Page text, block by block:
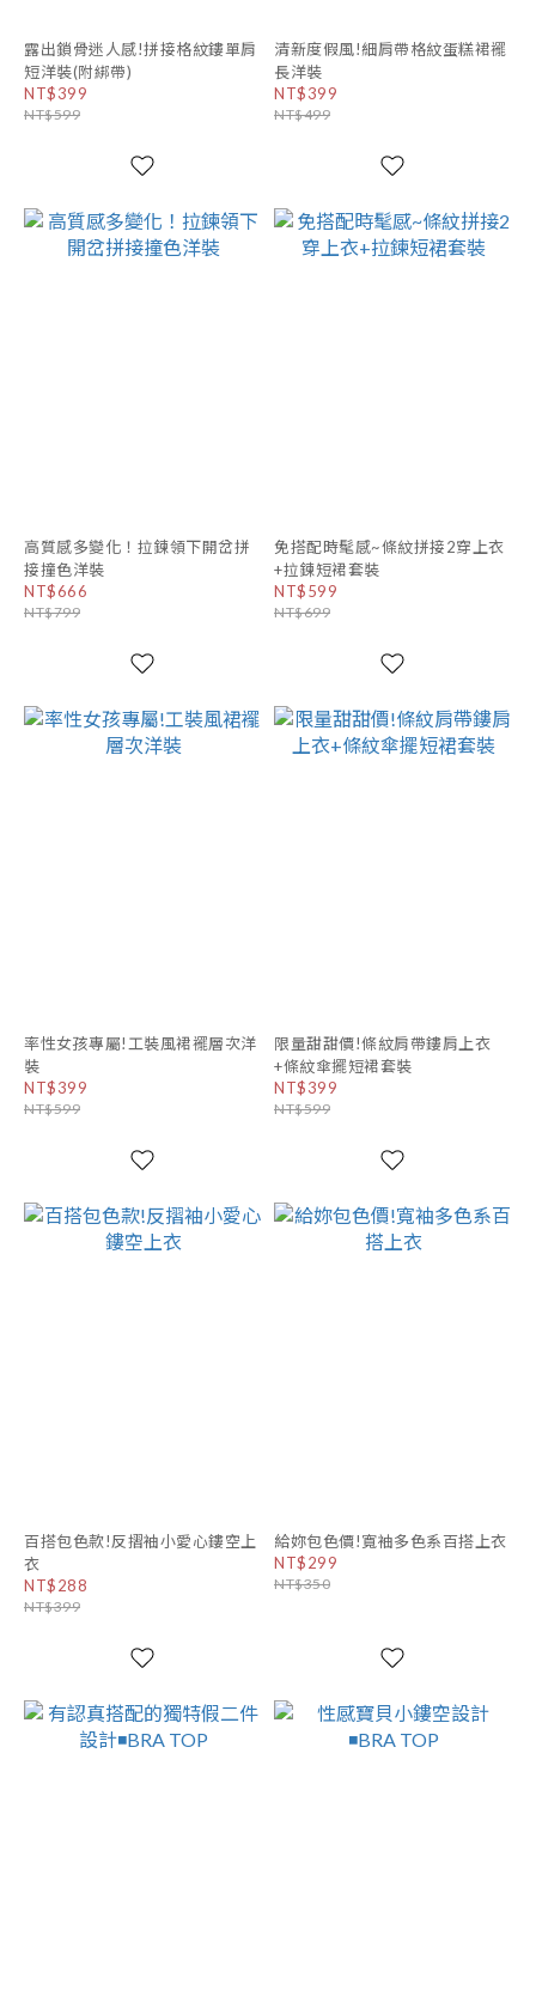
露出鎖骨迷人感!拼接格紋鏤單肩
短洋裝(附綁帶)
NT$399
NT$599
清新度假風!細肩帶格紋蛋糕裙襬
長洋裝
NT$399
NT$499
高質感多變化！拉鍊領下開岔拼
接撞色洋裝
NT$666
NT$799
免搭配時髦感~條紋拼接2穿上衣
+拉鍊短裙套裝
NT$599
NT$699
率性女孩專屬!工裝風裙襬層次洋
裝
NT$399
NT$599
限量甜甜價!條紋肩帶鏤肩上衣
+條紋傘擺短裙套裝
NT$399
NT$599
百搭包色款!反摺袖小愛心鏤空上
衣
NT$288
NT$399
給妳包色價!寬袖多色系百搭上衣
NT$299
NT$350